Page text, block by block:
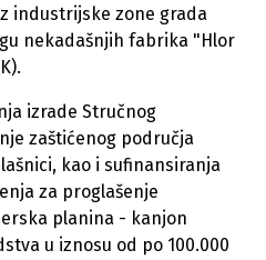
industrijske zone grada
nekadašnjih fabrika "Hlor
izrade Stručnog
zaštićenog područja
kao i sufinansiranja
za proglašenje
planina - kanjon
u iznosu od po 100.000